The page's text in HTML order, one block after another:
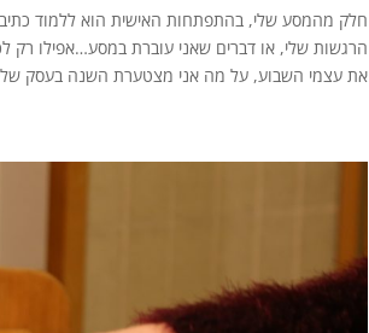
חלק מהמסע שלי, בהתפתחות האישית הוא ללמוד
הרגשות שלי, או דברים שאני עוברת במסע…אפילו
את עצמי השבוע, על מה אני מצטערת השנה בעסק